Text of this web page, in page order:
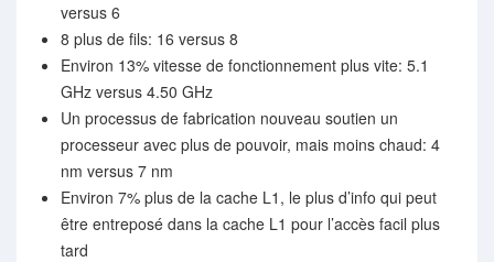
versus 6
8 plus de fils: 16 versus 8
Environ 13% vitesse de fonctionnement plus vite: 5.1
GHz versus 4.50 GHz
Un processus de fabrication nouveau soutien un
processeur avec plus de pouvoir, mais moins chaud: 4
nm versus 7 nm
Environ 7% plus de la cache L1, le plus d’info qui peut
être entreposé dans la cache L1 pour l’accès facil plus
tard